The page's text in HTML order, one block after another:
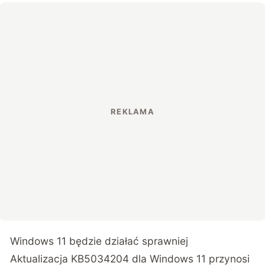
Windows 11 będzie działać sprawniej
Aktualizacja KB5034204 dla Windows 11 przynosi